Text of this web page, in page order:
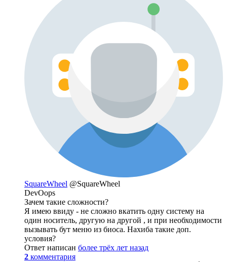
SquareWheel @SquareWheel
DevOops
Зачем такие сложности?
Я имею ввиду - не сложно вкатить одну систему на
один носитель, другую на другой , и при необходимости
вызывать бут меню из биоса. Нахиба такие доп.
условия?
Ответ написан более трёх лет назад
2 комментария